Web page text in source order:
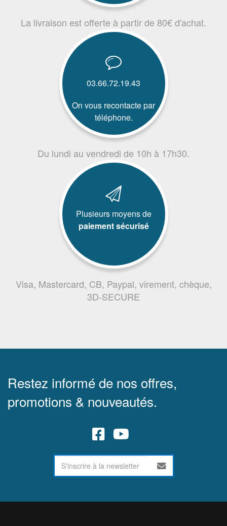
La livraison est offerte à partir de 80€ d'achat.
03.66.72.19.43
On vous recontacte par
téléphone.
Du lundi au vendredi de 10h à 17h30.
Plusieurs moyens de
paiement sécurisé
Visa, Mastercard, CB, Paypal, virement, chèque,
3D-SECURE
Restez informé de nos offres,
promotions & nouveautés.